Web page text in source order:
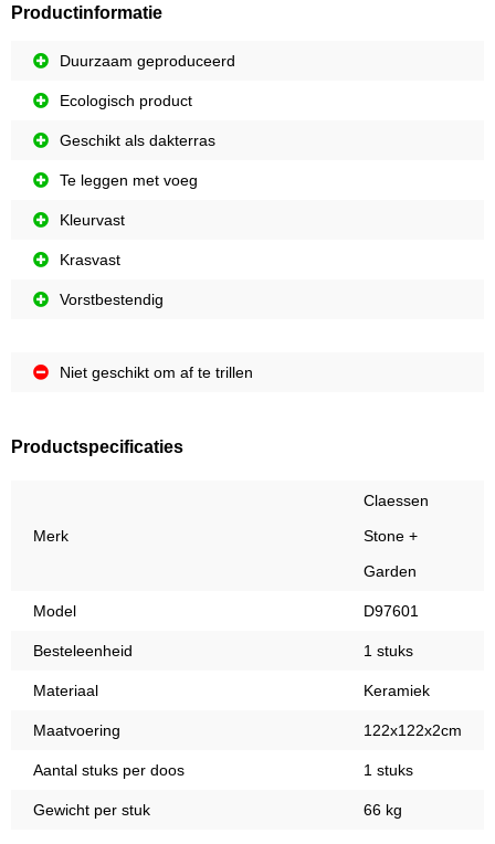
Productinformatie
Duurzaam geproduceerd
Ecologisch product
Geschikt als dakterras
Te leggen met voeg
Kleurvast
Krasvast
Vorstbestendig
Niet geschikt om af te trillen
Productspecificaties
Merk
Claessen
Stone +
Garden
Model D97601
Besteleenheid 1 stuks
Materiaal Keramiek
Maatvoering 122x122x2cm
Aantal stuks per doos 1 stuks
Gewicht per stuk 66 kg